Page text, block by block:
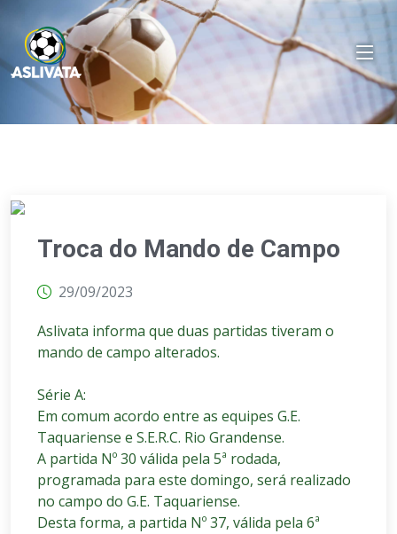
Troca do Mando de Campo
29/09/2023
Aslivata informa que duas partidas tiveram o
mando de campo alterados.
Série A:
Em comum acordo entre as equipes G.E.
Taquariense e S.E.R.C. Rio Grandense.
A partida Nº 30 válida pela 5ª rodada,
programada para este domingo, será realizado
no campo do G.E. Taquariense.
Desta forma, a partida Nº 37, válida pela 6ª